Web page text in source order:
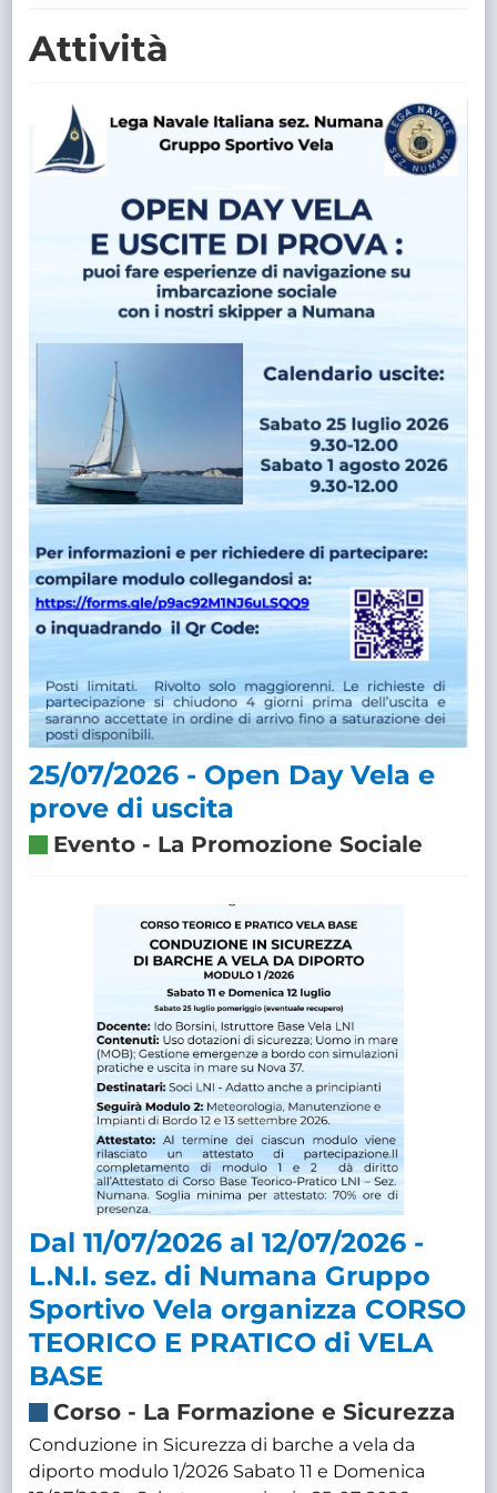
Attività
25/07/2026 - Open Day Vela e
prove di uscita
Evento - La Promozione Sociale
Dal 11/07/2026 al 12/07/2026 -
L.N.I. sez. di Numana Gruppo
Sportivo Vela organizza CORSO
TEORICO E PRATICO di VELA
BASE
Corso - La Formazione e Sicurezza
Conduzione in Sicurezza di barche a vela da
diporto modulo 1/2026 Sabato 11 e Domenica